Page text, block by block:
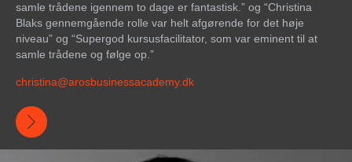
samle trådene igennem to dage er fantastisk.” og “Christina
Blaks gennemgående rolle var helt afgørende for det høje
niveau” og “Supergod kursusfacilitator, som var eminent til at
samle trådene og følge op.”
christina@arosbusinessacademy.dk